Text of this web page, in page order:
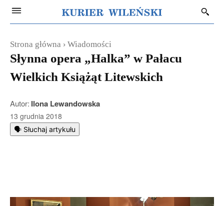
Strona główna Wiadomości
Słynna opera „Halka” w Pałacu
Wielkich Książąt Litewskich
Autor: Ilona Lewandowska
13 grudnia 2018
🗣️ Słuchaj artykułu